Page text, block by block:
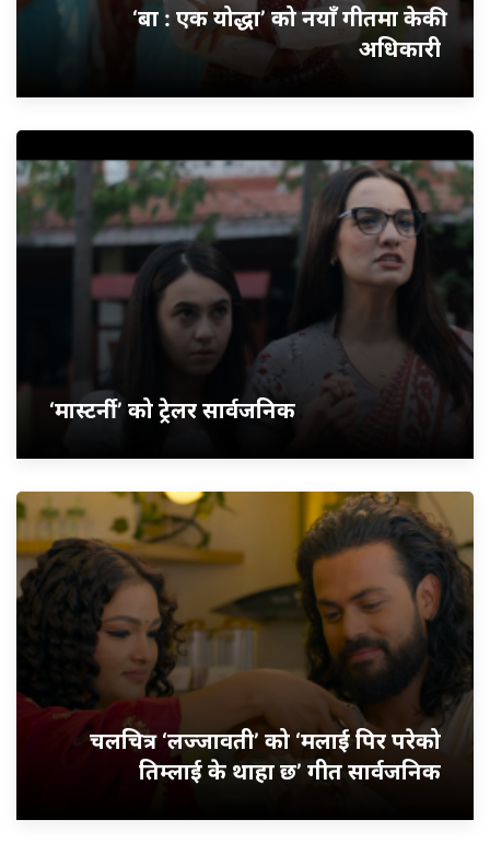
‘बा : एक योद्धा’ को नयाँ गीतमा केकी
अधिकारी
‘मास्टर्नी’ को ट्रेलर सार्वजनिक
चलचित्र ‘लज्जावती’ को ‘मलाई पिर परेको
तिम्लाई के थाहा छ’ गीत सार्वजनिक